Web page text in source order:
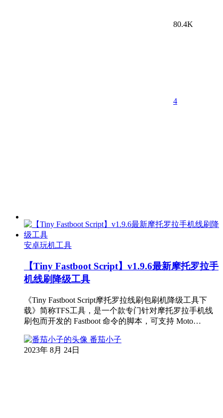
80.4K
4
安卓玩机工具
【Tiny Fastboot Script】v1.9.6最新摩托罗拉手
机线刷降级工具
《Tiny Fastboot Script摩托罗拉线刷包刷机降级工具下
载》简称TFS工具，是一个款专门针对摩托罗拉手机线
刷包而开发的 Fastboot 命令的脚本，可支持 Moto…
番茄小子
2023年 8月 24日